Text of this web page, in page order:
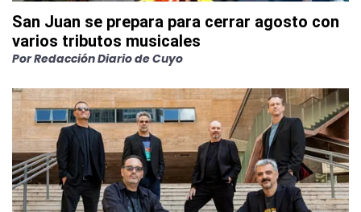
San Juan se prepara para cerrar agosto con
varios tributos musicales
PorRedacción Diario de Cuyo